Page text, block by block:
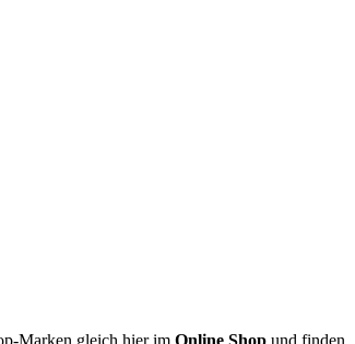
Marken gleich hier im Online Shopund finden